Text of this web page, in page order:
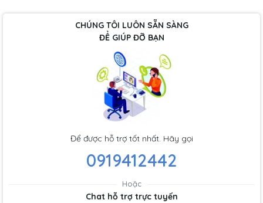
CHÚNG TÔI LUÔN SẴN SÀNG
ĐỂ GIÚP ĐỠ BẠN
Để được hỗ trợ tốt nhất. Hãy gọi
0919412442
Hoặc
Chat hỗ trợ trực tuyến